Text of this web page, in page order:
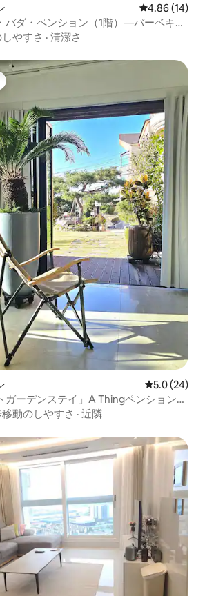
レビュー14
4.86 (14)
バダ・ペンション（1階）—バーベキュ
カラオケ
やすさ · 清潔さ
イスです。
レビュー24
5.0 (24)
ガーデンステイ」A Thingペンション
聖地（撮影地）」
動のしやすさ · 近隣